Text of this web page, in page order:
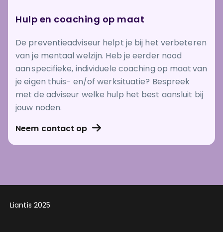
Hulp en coaching op maat
De preventieadviseur helpt je bij het verbeteren
van je mentaal welzijn. Heb je eerder nood
aan specifieke, individuele coaching op maat van
je eigen thuis- en/of werksituatie? Bespreek
met de adviseur welke hulp het best aansluit bij
jouw noden.
Neem contact op
Liantis 2025